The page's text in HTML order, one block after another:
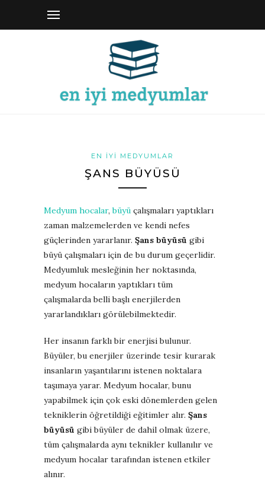
EN İYI MEDYUMLAR
ŞANS BÜYÜSÜ
Medyum hocalar,büyü çalışmaları yaptıkları
zaman malzemelerden ve kendi nefes
güçlerinden yararlanır. Şans büyüsü gibi
büyü çalışmaları için de bu durum geçerlidir.
Medyumluk mesleğinin her noktasında,
medyum hocaların yaptıkları tüm
çalışmalarda belli başlı enerjilerden
yararlandıkları görülebilmektedir.
Her insanın farklı bir enerjisi bulunur.
Büyüler, bu enerjiler üzerinde tesir kurarak
insanların yaşantılarını istenen noktalara
taşımaya yarar. Medyum hocalar, bunu
yapabilmek için çok eski dönemlerden gelen
tekniklerin öğretildiği eğitimler alır. Şans
büyüsü gibi büyüler de dahil olmak üzere,
tüm çalışmalarda aynı teknikler kullanılır ve
medyum hocalar tarafından istenen etkiler
alınır.